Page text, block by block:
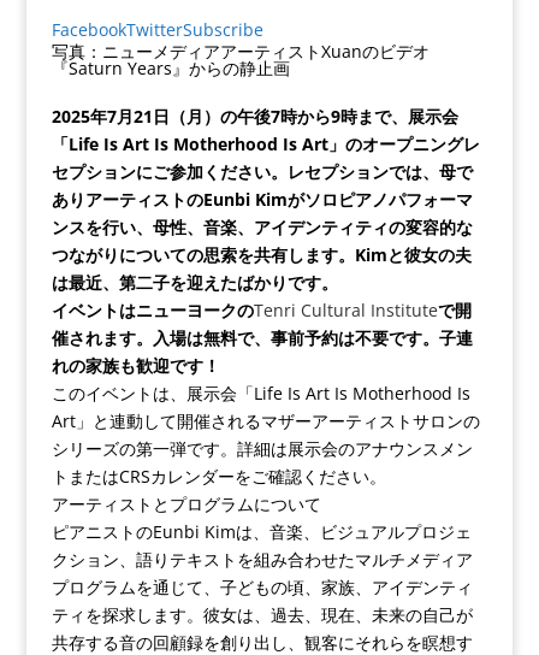
FacebookTwitterSubscribe
写真：ニューメディアアーティストXuanのビデオ
『Saturn Years』からの静止画
2025年7月21日（月）の午後7時から9時まで、展示会
「Life Is Art Is Motherhood Is Art」のオープニングレ
セプションにご参加ください。レセプションでは、母で
ありアーティストのEunbi Kimがソロピアノパフォーマ
ンスを行い、母性、音楽、アイデンティティの変容的な
つながりについての思索を共有します。Kimと彼女の夫
は最近、第二子を迎えたばかりです。
イベントはニューヨークのTenri Cultural Instituteで開
催されます。入場は無料で、事前予約は不要です。子連
れの家族も歓迎です！
このイベントは、展示会「Life Is Art Is Motherhood Is
Art」と連動して開催されるマザーアーティストサロンの
シリーズの第一弾です。詳細は展示会のアナウンスメン
トまたはCRSカレンダーをご確認ください。
アーティストとプログラムについて
ピアニストのEunbi Kimは、音楽、ビジュアルプロジェ
クション、語りテキストを組み合わせたマルチメディア
プログラムを通じて、子どもの頃、家族、アイデンティ
ティを探求します。彼女は、過去、現在、未来の自己が
共存する音の回顧録を創り出し、観客にそれらを瞑想す